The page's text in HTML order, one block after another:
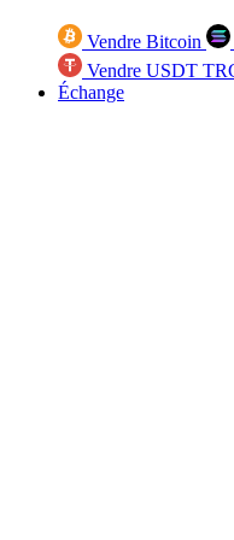
Vendre Bitcoin
Vendre USDT
Échange